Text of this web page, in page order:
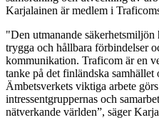
Karjalainen är medlem i
"Den utmanande
trygga och hållbara förbindelser
kommunikation. Traficom är en
tanke på det finländska samhället
Ämbetsverkets viktiga arbete
intressentgruppernas och
nätverkande världen”, säger